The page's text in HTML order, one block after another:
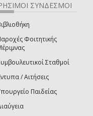
ΣΥΝΔΕΣΜΟΙ
Φοιτητικής
Σταθμοί
/ Αιτήσεις
Παιδείας